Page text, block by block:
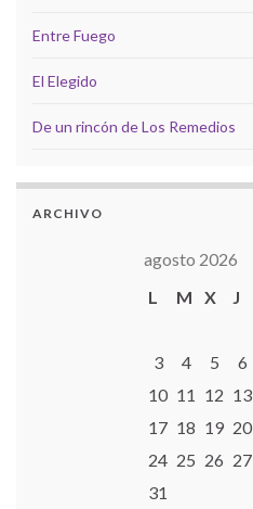
Entre Fuego
El Elegido
De un rincón de Los Remedios
ARCHIVO
agosto 2026
L
M X J
3
4 5 6
10 11 12 13
17 18 19 20
24 25 26 27
31